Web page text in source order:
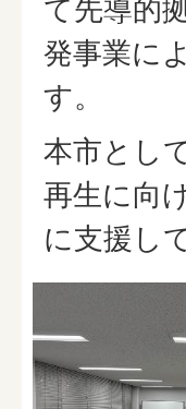
て先導的
発事業に
す。
本市とし
再生に向
に支援し